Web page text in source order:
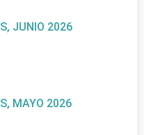
JUNIO 2026
MAYO 2026